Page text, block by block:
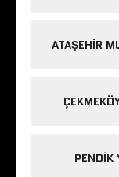
ATAŞEHIR
PENDIK